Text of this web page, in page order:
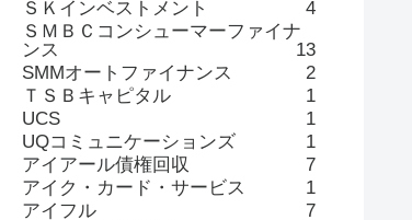
ＳＫインベストメント
4
ＳＭＢＣコンシューマーファイナ
ンス
13
SMMオートファイナンス
2
ＴＳＢキャピタル
1
UCS
1
UQコミュニケーションズ
1
アイアール債権回収
7
アイク・カード・サービス
1
アイフル
7